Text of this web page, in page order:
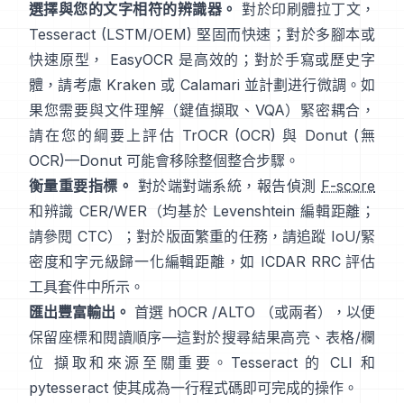
選擇與您的文字相符的辨識器。 對於印刷體拉丁文，
Tesseract (LSTM/OEM) 堅固而快速；對於多腳本或
快速原型，
EasyOCR 是高效的；對於手寫或歷史字
體，請考慮 Kraken 或 Calamari 並計劃进行微調。如
果您需要與文件理解（鍵值擷取、VQA）緊密耦合，
請在您的綱要上評估 TrOCR (OCR) 與 Donut (無
OCR)—Donut 可能會移除整個整合步驟。
衡量重要指標。 對於端對端系統，報告偵測 F-score
和辨識 CER/WER（均基於 Levenshtein 編輯距離；
請參閱 CTC）；對於版面繁重的任務，請追蹤 IoU/緊
密度和字元級歸一化編輯距離，如 ICDAR RRC 評估
工具套件中所示。
匯出豐富輸出。 首選 hOCR /ALTO
（或兩者），以便
保留座標和閱讀順序—這對於搜尋結果高亮、表格/欄
位 擷取和來源至關重要。Tesseract 的 CLI 和
pytesseract 使其成為一行程式碼即可完成的操作。